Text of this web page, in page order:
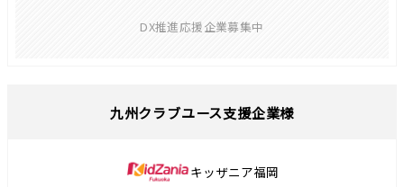
DX推進応援企業募集中
九州クラブユース支援企業様
キッザニア福岡